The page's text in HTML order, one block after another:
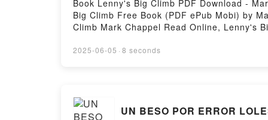
Book Lenny's Big Climb PDF Download -
Big Climb Free Book (PDF ePub Mobi) by
Climb Mark Chappel Read Online, Lenny's
2025-06-05 · 8 seconds
UN BESO POR ERROR